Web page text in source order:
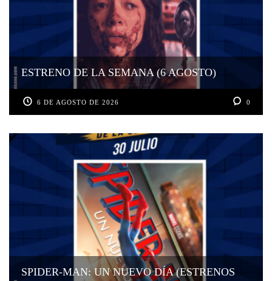
ESTRENO DE LA SEMANA (6 AGOSTO)
6 DE AGOSTO DE 2026 0
SPIDER-MAN: UN NUEVO DÍA (ESTRENOS